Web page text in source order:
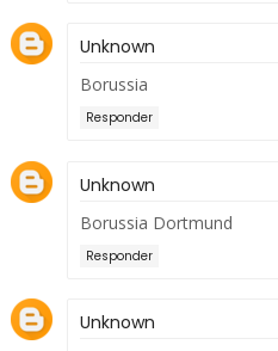
Unknown
Borussia
Responder
Unknown
Borussia Dortmund
Responder
Unknown